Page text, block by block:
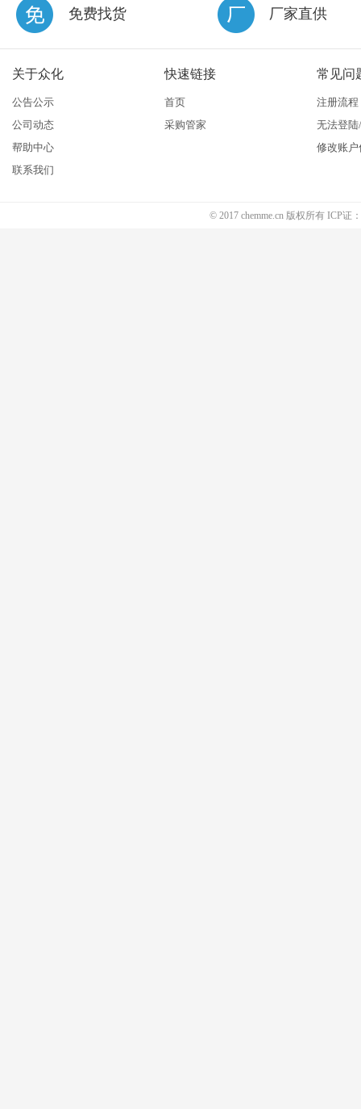
免费找货 厂家直供
关于众化
公告公示
公司动态
帮助中心
联系我们
快速链接
首页
采购管家
常见问
注册流程
无法登
修改账户
© 2017 chemme.cn 版权所有 ICP证：